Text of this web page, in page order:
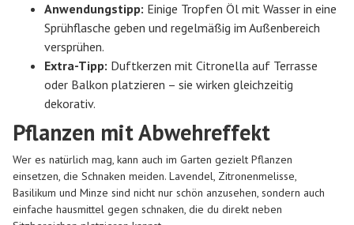
Anwendungstipp: Einige Tropfen Öl mit Wasser in eine
Sprühflasche geben und regelmäßig im Außenbereich
versprühen.
Extra-Tipp: Duftkerzen mit Citronella auf Terrasse
oder Balkon platzieren – sie wirken gleichzeitig
dekorativ.
Pflanzen mit Abwehreffekt
Wer es natürlich mag, kann auch im Garten gezielt Pflanzen
einsetzen, die Schnaken meiden. Lavendel, Zitronenmelisse,
Basilikum und Minze sind nicht nur schön anzusehen, sondern auch
einfache hausmittel gegen schnaken, die du direkt neben